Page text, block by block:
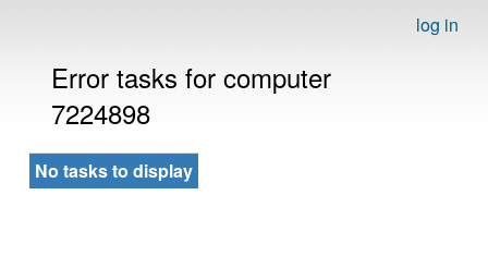
log in
Error tasks for computer
7224898
No tasks to display